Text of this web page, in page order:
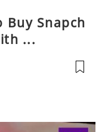
Buy Snapch
...